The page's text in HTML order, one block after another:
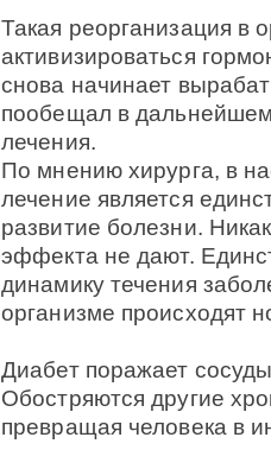
Такая реорганизация в
активизироваться
снова начинает
пообещал в
лечения.
По мнению хирурга, в
лечение является
развитие болезни.
эффекта не дают.
динамику течения
организме происходят
Диабет поражает
Обостряются другие
превращая человека в